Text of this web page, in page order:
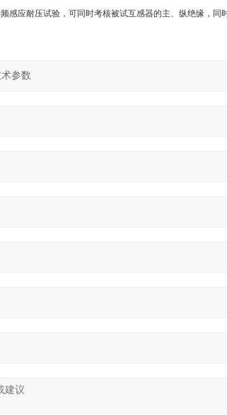
感应耐压试验，可同时考核被试互感器的主、纵绝缘，同